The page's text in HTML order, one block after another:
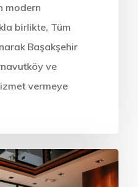
modern
birlikte, Tüm
Başakşehir
ve
vermeye